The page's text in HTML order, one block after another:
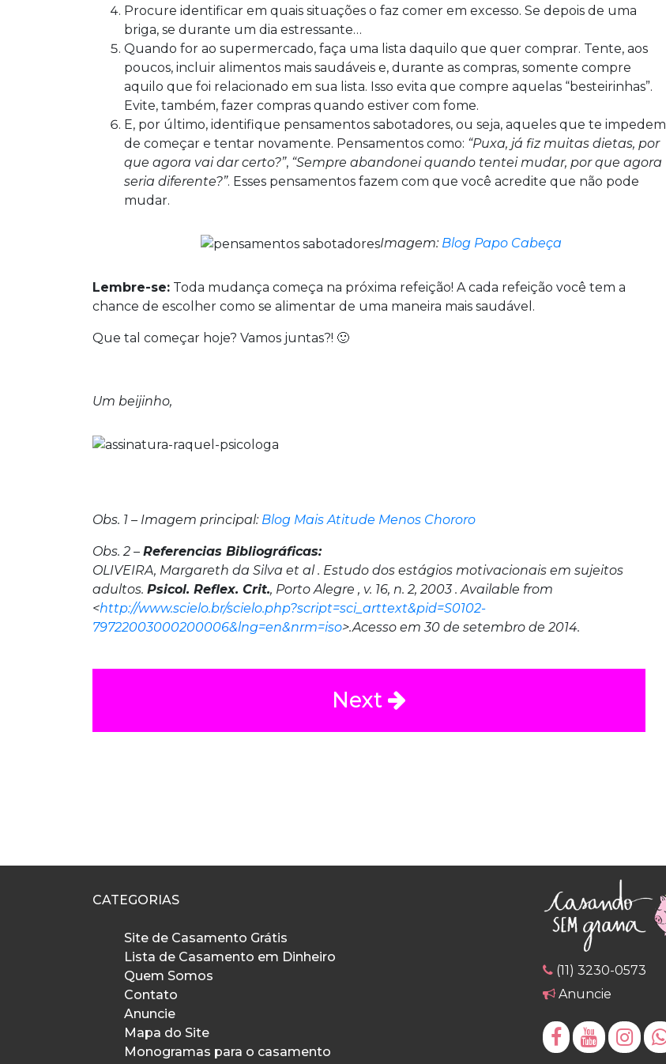
Procure identificar em quais situações o faz comer em excesso. Se depois de uma
briga, se durante um dia estressante…
Quando for ao supermercado, faça uma lista daquilo que quer comprar. Tente, aos
poucos, incluir alimentos mais saudáveis e, durante as compras, somente compre
aquilo que foi relacionado em sua lista. Isso evita que compre aquelas “besteirinhas”.
Evite, também, fazer compras quando estiver com fome.
E, por último, identifique pensamentos sabotadores, ou seja, aqueles que te impedem
de começar e tentar novamente. Pensamentos como: “Puxa, já fiz muitas dietas, por
que agora vai dar certo?”, “Sempre abandonei quando tentei mudar, por que agora
seria diferente?”. Esses pensamentos fazem com que você acredite que não pode
mudar.
Imagem: Blog Papo Cabeça
Lembre-se: Toda mudança começa na próxima refeição! A cada refeição você tem a
chance de escolher como se alimentar de uma maneira mais saudável.
Que tal começar hoje? Vamos juntas?! 🙂
Um beijinho,
Obs. 1 – Imagem principal: Blog Mais Atitude Menos Chororo
Obs. 2 – Referencias Bibliográficas:
OLIVEIRA, Margareth da Silva et al . Estudo dos estágios motivacionais em sujeitos
adultos. Psicol. Reflex. Crit., Porto Alegre , v. 16, n. 2, 2003 . Available from
<http://www.scielo.br/scielo.php?script=sci_arttext&pid=S0102-
79722003000200006&lng=en&nrm=iso>.Acesso em 30 de setembro de 2014.
Next
CATEGORIAS
Site de Casamento Grátis
Lista de Casamento em Dinheiro
Quem Somos
Contato
Anuncie
Mapa do Site
Monogramas para o casamento
(11) 3230-0573
Anuncie